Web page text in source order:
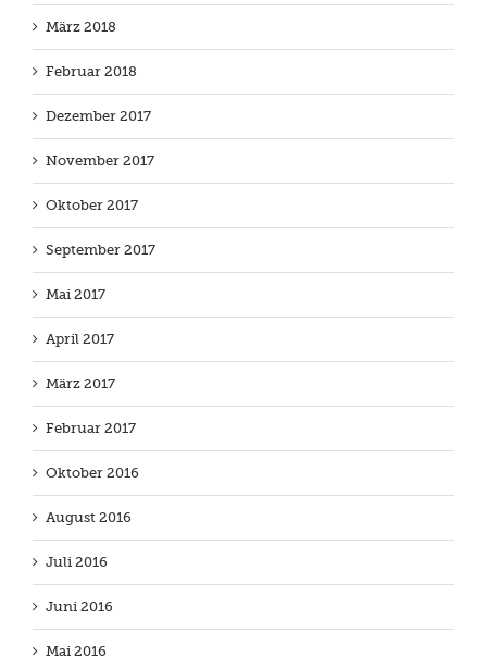
März 2018
Februar 2018
Dezember 2017
November 2017
Oktober 2017
September 2017
Mai 2017
April 2017
März 2017
Februar 2017
Oktober 2016
August 2016
Juli 2016
Juni 2016
Mai 2016